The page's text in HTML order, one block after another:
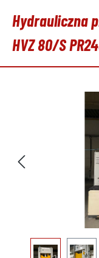
Hydrauliczna
HVZ 80/S